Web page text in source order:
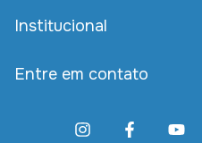
Institucional
Entre em contato